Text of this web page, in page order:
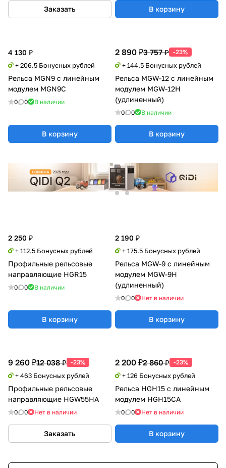
В корзину
4 130 ₽
+ 206.5 Бонусных рублей
Рельса MGN9 с линейным
модулем MGN9C
0 0 В наличии
В корзину
2 890 ₽3 757 ₽ -23%
+ 144.5 Бонусных рублей
Рельса MGW-12 с линейным
модулем MGW-12H
(удлиненный)
0 0 В наличии
В корзину
2 250 ₽
+ 112.5 Бонусных рублей
Профильные рельсовые
направляющие HGR15
0 0 В наличии
В корзину
2 190 ₽
+ 175.5 Бонусных рублей
Рельса MGW-9 с линейным
модулем MGW-9H
(удлиненный)
0 0 Нет в наличии
В корзину
Заказать
9 260 ₽12 038 ₽ -23%
+ 463 Бонусных рублей
Профильные рельсовые
направляющие HGW55HA
0 0 Нет в наличии
Заказать
2 200 ₽2 860 ₽ -23%
+ 126 Бонусных рублей
Рельса HGH15 с линейным
модулем HGH15CA
0 0 Нет в наличии
В корзину